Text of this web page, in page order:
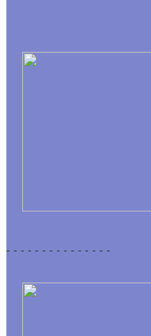
- - - - - - - - - - - - - - -